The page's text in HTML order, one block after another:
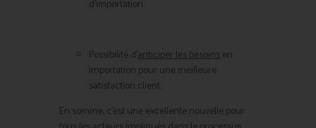
d’importation.
Possibilité d’anticiper les besoinsen
importation pour une meilleure
satisfaction client.
En somme, c’est une excellente nouvelle pour